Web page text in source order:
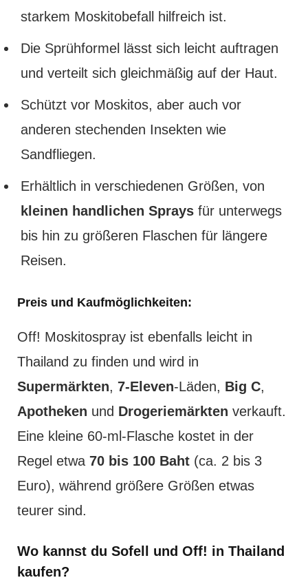
starkem Moskitobefall hilfreich ist.
Die Sprühformel lässt sich leicht auftragen
und verteilt sich gleichmäßig auf der Haut.
Schützt vor Moskitos, aber auch vor
anderen stechenden Insekten wie
Sandfliegen.
Erhältlich in verschiedenen Größen, von
kleinen handlichen Sprays für unterwegs
bis hin zu größeren Flaschen für längere
Reisen.
Preis und Kaufmöglichkeiten:
Off! Moskitospray ist ebenfalls leicht in
Thailand zu finden und wird in
Supermärkten, 7-Eleven-Läden, Big C,
Apotheken und Drogeriemärkten verkauft.
Eine kleine 60-ml-Flasche kostet in der
Regel etwa 70 bis 100 Baht (ca. 2 bis 3
Euro), während größere Größen etwas
teurer sind.
Wo kannst du Sofell und Off! in Thailand
kaufen?